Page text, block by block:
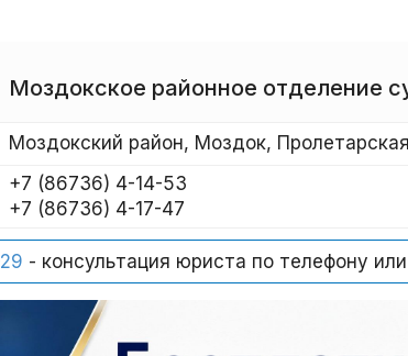
Моздокское районное отделение
Моздокский район, Моздок,
+7 (86736) 4-14-53
+7 (86736) 4-17-47
- консультация юриста по телефону